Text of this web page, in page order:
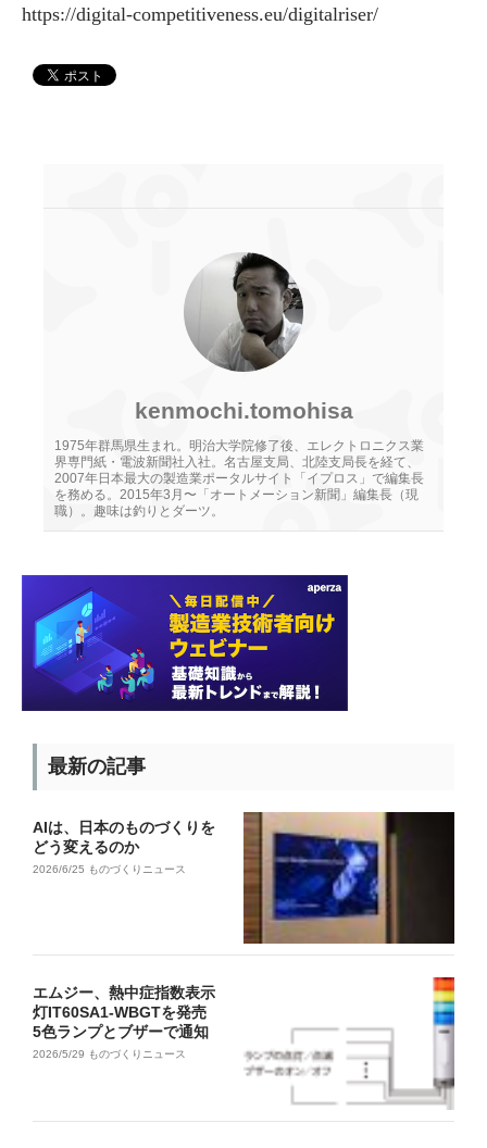
https://digital-competitiveness.eu/digitalriser/
kenmochi.tomohisa
1975年群馬県生まれ。明治大学院修了後、エレクトロニクス業
界専門紙・電波新聞社入社。名古屋支局、北陸支局長を経て、
2007年日本最大の製造業ポータルサイト「イプロス」で編集長
を務める。2015年3月〜「オートメーション新聞」編集長（現
職）。趣味は釣りとダーツ。
最新の記事
AIは、日本のものづくりを
どう変えるのか
2026/6/25 ものづくりニュース
エムジー、熱中症指数表示
灯IT60SA1-WBGTを発売
5色ランプとブザーで通知
2026/5/29 ものづくりニュース